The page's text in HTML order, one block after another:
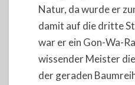
Natur, da wurde er
damit auf die dritte
war er ein Gon-Wa-
wissender Meister
der geraden